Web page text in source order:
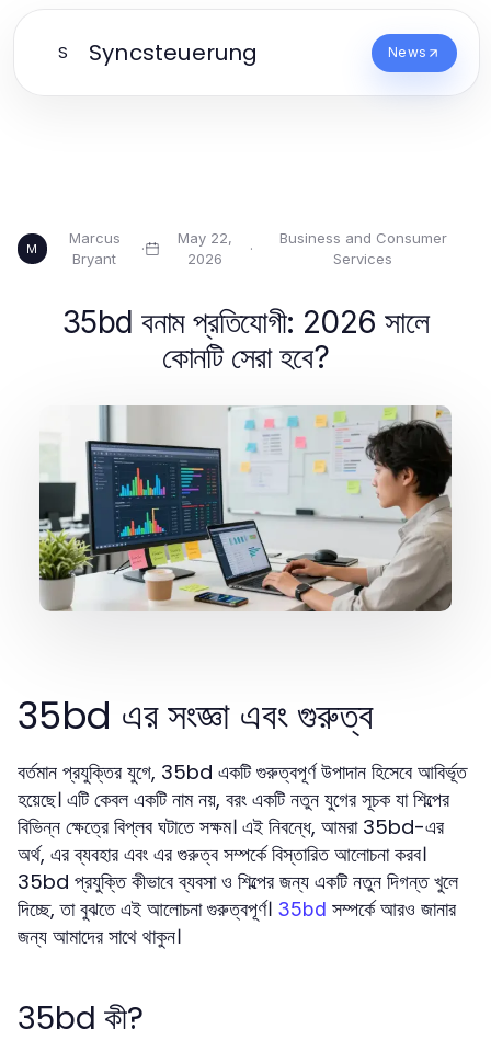
S Syncsteuerung News
M
Marcus
Bryant
·
May 22,
2026
·
Business and Consumer
Services
35bd বনাম প্রতিযোগী: 2026 সালে
কোনটি সেরা হবে?
35bd এর সংজ্ঞা এবং গুরুত্ব
বর্তমান প্রযুক্তির যুগে, 35bd একটি গুরুত্বপূর্ণ উপাদান হিসেবে আবির্ভূত
হয়েছে। এটি কেবল একটি নাম নয়, বরং একটি নতুন যুগের সূচক যা শিল্পের
বিভিন্ন ক্ষেত্রে বিপ্লব ঘটাতে সক্ষম। এই নিবন্ধে, আমরা 35bd-এর
অর্থ, এর ব্যবহার এবং এর গুরুত্ব সম্পর্কে বিস্তারিত আলোচনা করব।
35bd প্রযুক্তি কীভাবে ব্যবসা ও শিল্পের জন্য একটি নতুন দিগন্ত খুলে
দিচ্ছে, তা বুঝতে এই আলোচনা গুরুত্বপূর্ণ। 35bd সম্পর্কে আরও জানার
জন্য আমাদের সাথে থাকুন।
35bd কী?